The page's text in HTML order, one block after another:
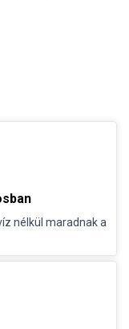
nélkül maradnak a